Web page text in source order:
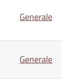
Generale
Generale